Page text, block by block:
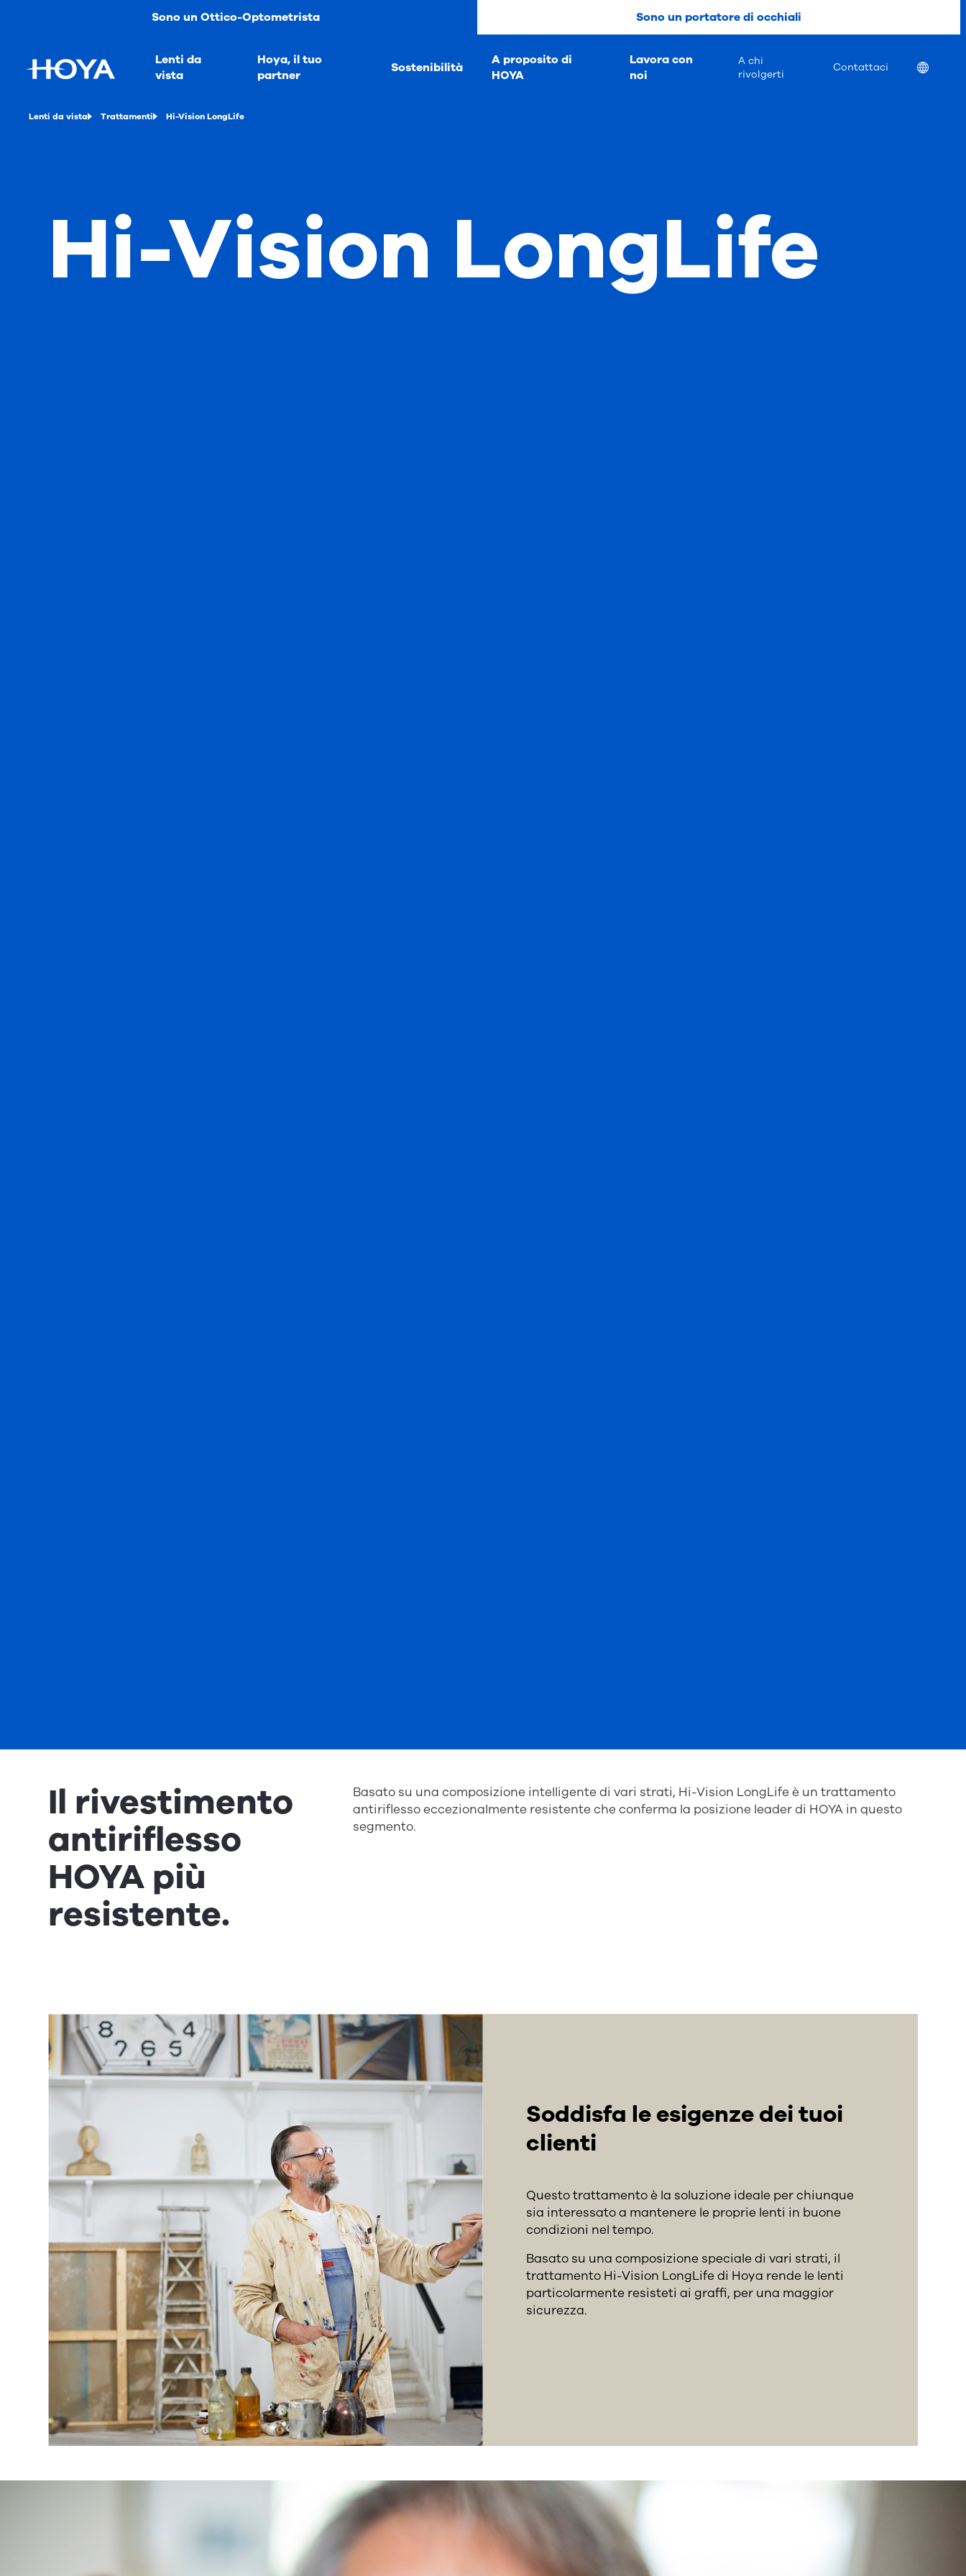
Sono un Ottico-Optometrista Sono un portatore di occhiali
Lenti da
vista
Hoya, il tuo
partner
Sostenibilità
A proposito di
HOYA
Lavora con
noi
A chi
rivolgerti
Contattaci Location
Lenti da vista Trattamenti Hi-Vision LongLife
Hi-Vision LongLife
Il rivestimento
antiriflesso
HOYA più
resistente.
Basato su una composizione intelligente di vari strati, Hi-Vision LongLife è un trattamento
antiriflesso eccezionalmente resistente che conferma la posizione leader di HOYA in questo
segmento.
Soddisfa le esigenze dei tuoi
clienti
Questo trattamento è la soluzione ideale per chiunque
sia interessato a mantenere le proprie lenti in buone
condizioni nel tempo.
Basato su una composizione speciale di vari strati, il
trattamento Hi-Vision LongLife di Hoya rende le lenti
particolarmente resisteti ai graffi, per una maggior
sicurezza.